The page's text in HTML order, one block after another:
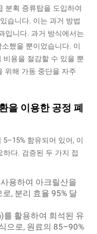
분획 증류탑을 도입하여
습니다. 이는 과거 방법
입니다. 과거 방식에서는
했을 뿐이었습니다. 이
비용을 절감할 수 있을 뿐
위해 가동 중단을 자주
을 이용한 공정 폐
함유되어 있어, 이
다. 검증된 두 가지 접
용하여 아크릴산을
, 분리 효율 95% 달
를 활용하여 희석된 유
으로, 원료의 85–90%